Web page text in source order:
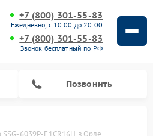
+7 (800) 301-55-83
Ежедневно, с 10:00 до 20:00
+7 (800) 301-55-83
Звонок бесплатный по РФ
Позвонить
6039P-E1CR16H в Орле